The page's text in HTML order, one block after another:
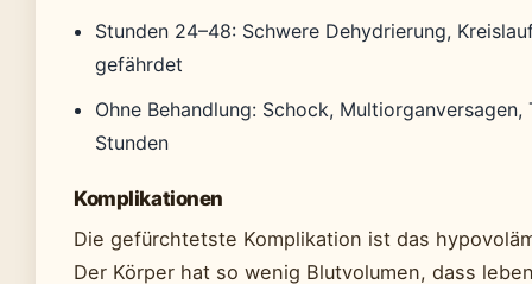
Stunden 24–48: Schwere Dehydrierung,
gefährdet
Ohne Behandlung: Schock,
Stunden
Komplikationen
Die gefürchtetste Komplikation ist das
Der Körper hat so wenig Blutvolumen, dass